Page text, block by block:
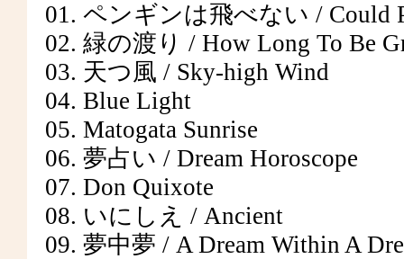
01. ペンギンは飛べない / Could
02. 緑の渡り / How Long To Be
03. 天つ風 / Sky-high Wind
04. Blue Light
05. Matogata Sunrise
06. 夢占い / Dream Horoscope
07. Don Quixote
08. いにしえ / Ancient
09. 夢中夢 / A Dream Within A